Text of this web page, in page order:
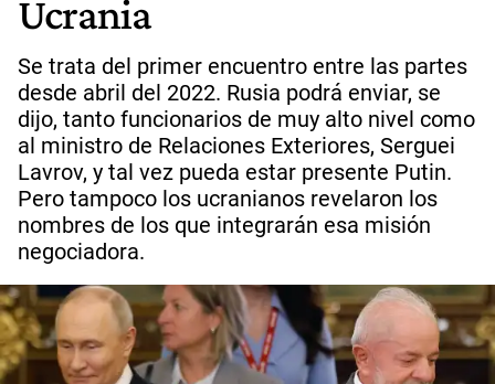
Ucrania
Se trata del primer encuentro entre las partes
desde abril del 2022. Rusia podrá enviar, se
dijo, tanto funcionarios de muy alto nivel como
al ministro de Relaciones Exteriores, Serguei
Lavrov, y tal vez pueda estar presente Putin.
Pero tampoco los ucranianos revelaron los
nombres de los que integrarán esa misión
negociadora.